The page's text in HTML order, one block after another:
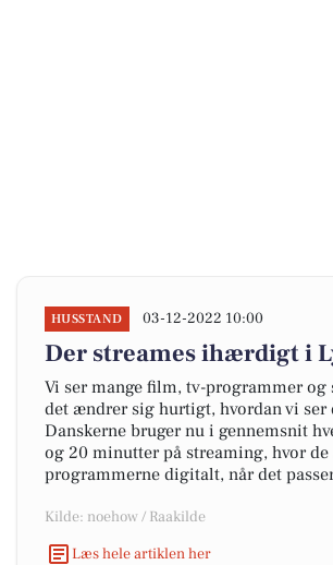
HUSSTAND 03-12-2022 10:00
Der streames ihærdigt i
Vi ser mange film, tv-programmer og
det ændrer sig hurtigt, hvordan vi ser
Danskerne bruger nu i gennemsnit
og 20 minutter på streaming, hvor de
programmerne digitalt, når det
Kilde: noehow / Raakilde
Læs hele artiklen her